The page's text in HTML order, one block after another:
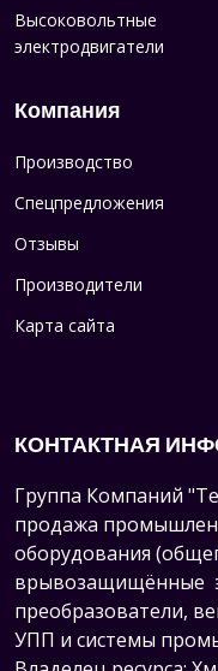
Высоковольтные
электродвигатели
Компания
Производство
Спецпредложения
Отзывы
Производители
Карта сайта
КОНТАКТНАЯ
Группа Компаний
продажа
оборудования
врывозащищённые
преобразователи,
УПП и системы